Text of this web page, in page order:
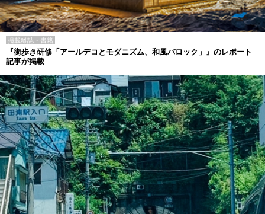
掲載雑誌・書籍
『街歩き研修「アールデコとモダニズム、和風バロック」』のレポート
記事が掲載